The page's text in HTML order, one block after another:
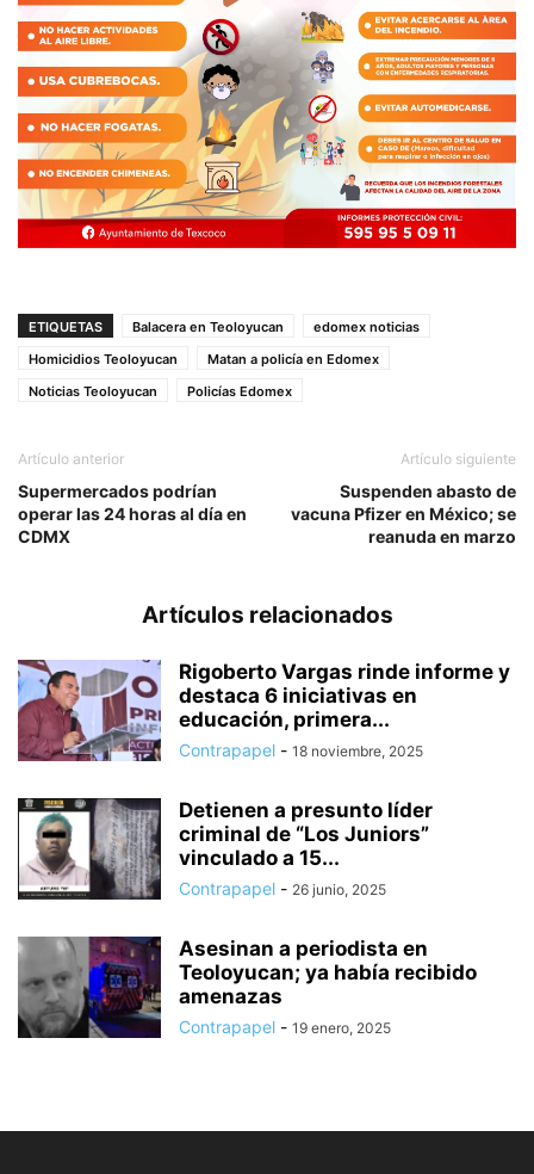
ETIQUETAS Balacera en Teoloyucan
edomex noticias
Homicidios Teoloyucan
Matan a policía en Edomex
Noticias Teoloyucan
Policías Edomex
Artículo anterior
Supermercados podrían
operar las 24 horas al día en
CDMX
Artículo siguiente
Suspenden abasto de
vacuna Pfizer en México; se
reanuda en marzo
Artículos relacionados
Rigoberto Vargas rinde informe y
destaca 6 iniciativas en
educación, primera...
Contrapapel - 18 noviembre, 2025
Detienen a presunto líder
criminal de “Los Juniors”
vinculado a 15...
Contrapapel - 26 junio, 2025
Asesinan a periodista en
Teoloyucan; ya había recibido
amenazas
Contrapapel - 19 enero, 2025